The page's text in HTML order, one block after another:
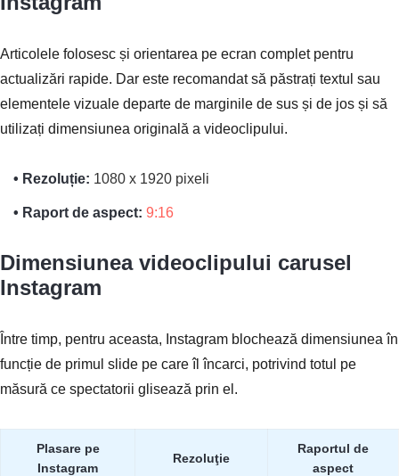
Articolele folosesc și orientarea pe ecran complet pentru
actualizări rapide. Dar este recomandat să păstrați textul sau
elementele vizuale departe de marginile de sus și de jos și să
utilizați dimensiunea originală a videoclipului.
• Rezoluție: 1080 x 1920 pixeli
• Raport de aspect: 9:16
Dimensiunea videoclipului carusel
Instagram
Între timp, pentru aceasta, Instagram blochează dimensiunea în
funcție de primul slide pe care îl încarci, potrivind totul pe
măsură ce spectatorii glisează prin el.
Plasare pe
Instagram
Rezoluţie
Raportul de
aspect